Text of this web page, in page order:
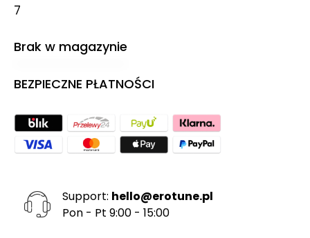
7
Brak w magazynie
BEZPIECZNE PŁATNOŚCI
Support: hello@erotune.pl
Pon - Pt 9:00 - 15:00